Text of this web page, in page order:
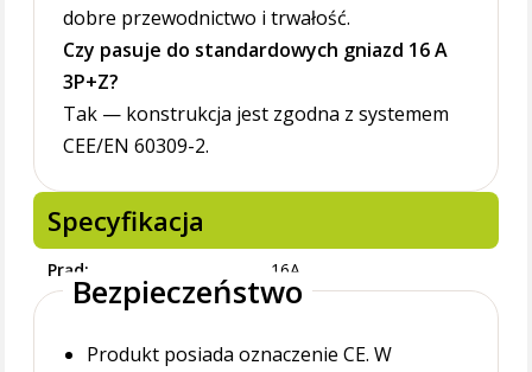
dobre przewodnictwo i trwałość.
Czy pasuje do standardowych gniazd 16 A
3P+Z?
Tak — konstrukcja jest zgodna z systemem
CEE/EN 60309-2.
Specyfikacja
Prąd 16A
Bezpieczeństwo
Produkt posiada oznaczenie CE. W